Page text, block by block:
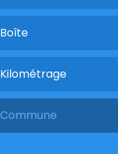
Boîte
Kilométrage